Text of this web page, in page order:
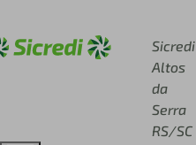
Sicredi
Altos
da
Serra
RS/SC